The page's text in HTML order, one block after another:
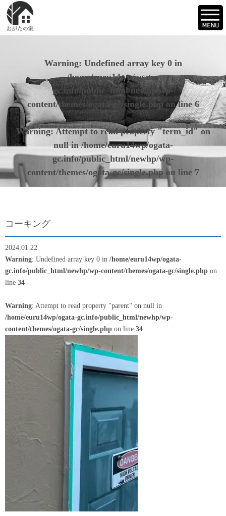
Warning: Undefined array key 0 in
/home/euru14wp/ogata-
gc.info/public_html/newhp/wp-
content/themes/ogata-gc/single.phpon line6
Warning: Attempt to read property "term_id" on
null in/home/euru14wp/ogata-
gc.info/public_html/newhp/wp-
content/themes/ogata-gc/single.php on line 7
コーキング
2024.01.22
Warning: Undefined array key 0 in /home/euru14wp/ogata-
gc.info/public_html/newhp/wp-content/themes/ogata-gc/single.php on
line 34
Warning: Attempt to read property "parent" on null in
/home/euru14wp/ogata-gc.info/public_html/newhp/wp-
content/themes/ogata-gc/single.php on line 34